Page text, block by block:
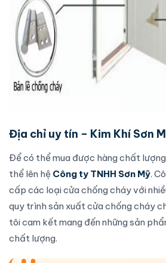
Địa chỉ uy tín – Kim Khí Sơn
Để có thể mua được hàng chất
thể lên hệ Công ty TNHH Sơn Mỹ.
cấp các loạicửa chống cháyvới
quy trình sản xuấtcửa chống cháy
tôi cam kết mang đến những sản
chất lượng.